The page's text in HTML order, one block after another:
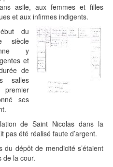
asile, aux femmes et filles
et aux infirmes indigents.
du
siècle
y
et
de
salles
ses
de Saint Nicolas dans la
pas été réalisé faute d’argent.
du dépôt de mendicité s’étaient
de la cour.